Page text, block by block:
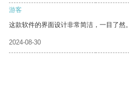
游客
这款软件的界面设计非常简洁，一目了然。
2024-08-30